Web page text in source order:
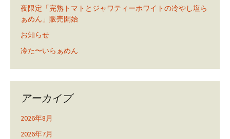
夜限定「完熟トマトとジャワティーホワイトの冷やし塩ら
ぁめん」販売開始
お知らせ
冷た〜いらぁめん
アーカイブ
2026年8月
2026年7月